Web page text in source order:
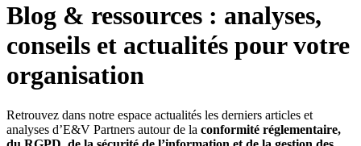
Blog & ressources : analyses,
conseils et actualités pour votre
organisation
Retrouvez dans notre espace actualités les derniers articles et
analyses d’E&V Partners autour de la conformité réglementaire,